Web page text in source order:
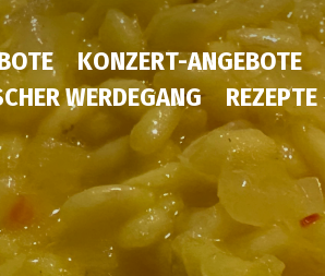
KONZERT-ANGEBOTE
WERDEGANG REZEPTE